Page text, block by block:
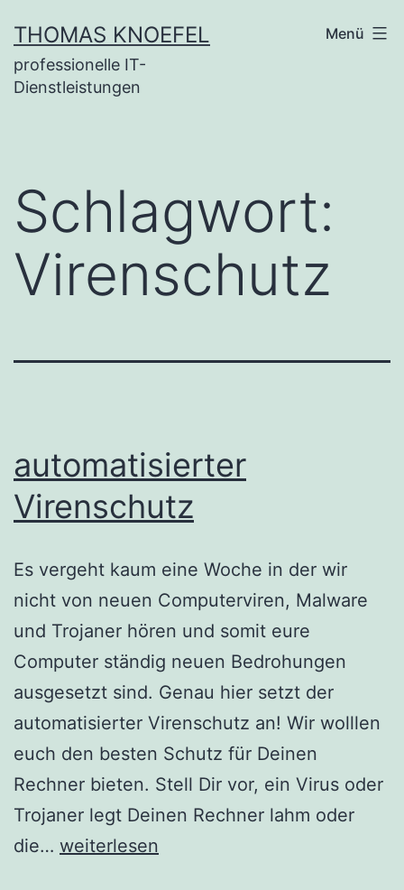
Inhalt
springen
THOMAS KNOEFEL
professionelle IT-
Dienstleistungen
Menü
Schlagwort:
Virenschutz
automatisierter
Virenschutz
Es vergeht kaum eine Woche in der wir
nicht von neuen Computerviren, Malware
und Trojaner hören und somit eure
Computer ständig neuen Bedrohungen
ausgesetzt sind. Genau hier setzt der
automatisierter Virenschutz an! Wir wolllen
euch den besten Schutz für Deinen
Rechner bieten. Stell Dir vor, ein Virus oder
Trojaner legt Deinen Rechner lahm oder
die… automatisierter
weiterlesen